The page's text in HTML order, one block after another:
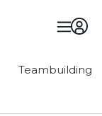
Teambuilding